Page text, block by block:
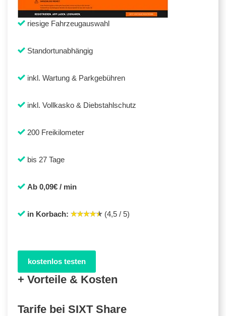
riesige Fahrzeugauswahl
Standortunabhängig
inkl. Wartung & Parkgebühren
inkl. Vollkasko & Diebstahlschutz
200 Freikilometer
bis 27 Tage
Ab 0,09€ / min
in Korbach: (4,5 / 5)
kostenlos testen
+ Vorteile & Kosten
Tarife bei SIXT Share